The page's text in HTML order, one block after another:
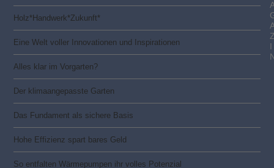
Holz*Handwerk*Zukunft*
Eine Welt voller Innovationen und Inspirationen
Alles klar im Vorgarten?
Der klimaangepasste Garten
Das Fundament als sichere Basis
Hohe Effizienz spart bares Geld
So entfalten Wärmepumpen ihr volles Potenzial
I